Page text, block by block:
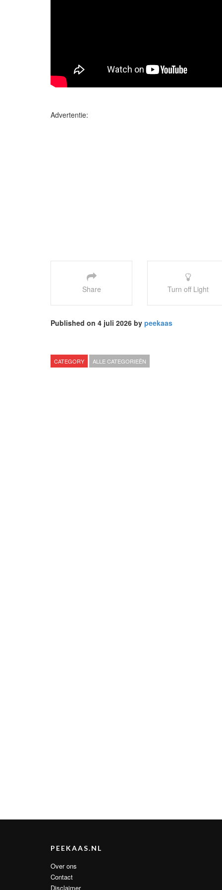
Advertentie:
Share Turn off Light
Published on 4 juli 2026 by peekaas
CATEGORY ALLE CATEGORIEËN
PEEKAAS.NL
Over ons
Contact
Disclaimer